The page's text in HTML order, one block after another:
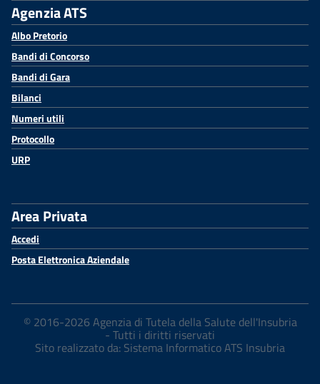
Agenzia ATS
Albo Pretorio
Bandi di Concorso
Bandi di Gara
Bilanci
Numeri utili
Protocollo
URP
Area Privata
Accedi
Posta Elettronica Aziendale
© 2016-2026 Agenzia di Tutela della Salute dell'Insubria
- Tutti i diritti riservati
Sito realizzato da: Sistema Informatico ATS Insubria